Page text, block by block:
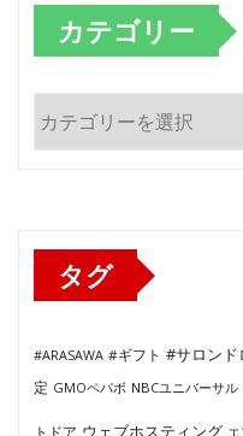
カテゴリー
テ
タグ
#ARASAWA #ギフト #サロンド
定 GMOペパボ NBCユニバーサ
トドア エ